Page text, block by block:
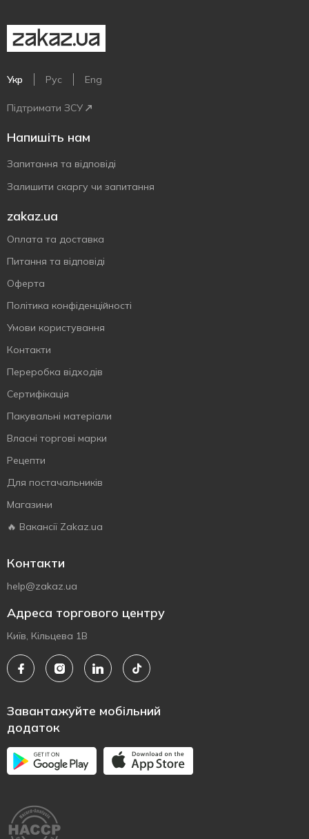
Укр Рус Eng
Підтримати ЗСУ
Напишіть нам
Запитання та відповіді
Залишити скаргу чи запитання
zakaz.ua
Оплата та доставка
Питання та відповіді
Оферта
Політика конфіденційності
Умови користування
Контакти
Переробка відходів
Сертифiкацiя
Пакувальні матеріали
Власнi торговi марки
Рецепти
Для постачальників
Магазини
🔥 Вакансії Zakaz.ua
Контакти
help@zakaz.ua
Адреса торгового центру
Київ, Кільцева 1В
Завантажуйте мобільний
додаток